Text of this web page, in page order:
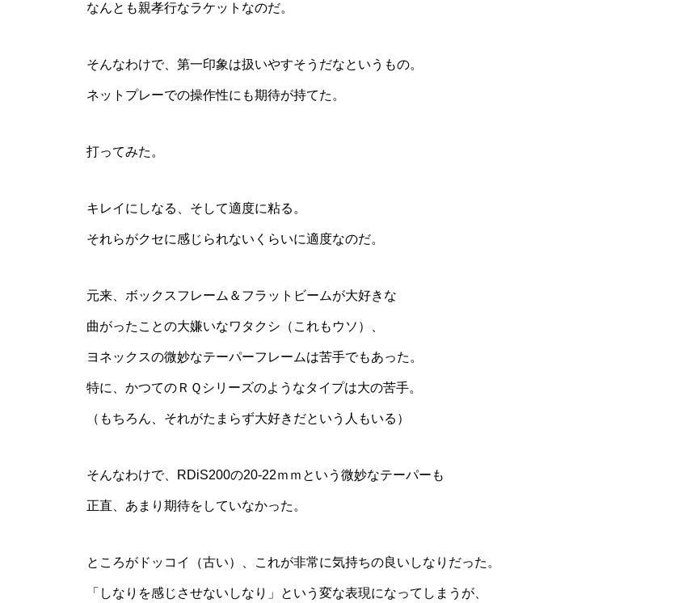
なんとも親孝行なラケットなのだ。
そんなわけで、第一印象は扱いやすそうだなというもの。
ネットプレーでの操作性にも期待が持てた。
打ってみた。
キレイにしなる、そして適度に粘る。
それらがクセに感じられないくらいに適度なのだ。
元来、ボックスフレーム＆フラットビームが大好きな
曲がったことの大嫌いなワタクシ（これもウソ）、
ヨネックスの微妙なテーパーフレームは苦手でもあった。
特に、かつてのＲＱシリーズのようなタイプは大の苦手。
（もちろん、それがたまらず大好きだという人もいる）
そんなわけで、RDiS200の20-22ｍｍという微妙なテーパーも
正直、あまり期待をしていなかった。
ところがドッコイ（古い）、これが非常に気持ちの良いしなりだった。
「しなりを感じさせないしなり」という変な表現になってしまうが、